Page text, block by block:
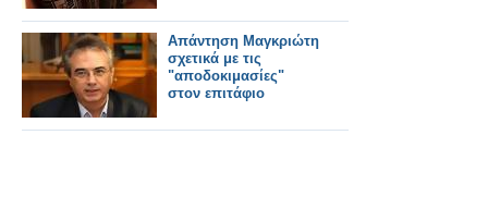
Aπάντηση Μαγκριώτη
σχετικά με τις
"αποδοκιμασίες"
στον επιτάφιο